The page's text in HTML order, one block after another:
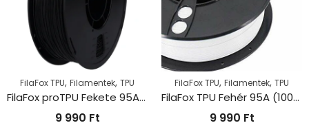
FilaFox TPU, Filamentek, TPU
FilaFox proTPU Fekete 95A (1000g / 1,75mm)
9 990 Ft
FilaFox TPU, Filamentek, TPU
FilaFox TPU Fehér 95A (1000g / 1,75mm)
9 990 Ft